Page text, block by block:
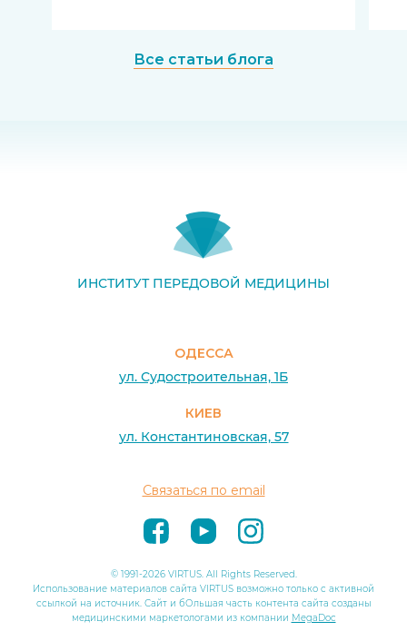
Все статьи блога
ИНСТИТУТ ПЕРЕДОВОЙ МЕДИЦИНЫ
ОДЕССА
ул. Судостроительная, 1Б
КИЕВ
ул. Константиновская, 57
Связаться по email
© 1991-2026 VIRTUS. All Rights Reserved.
Использование материалов сайта VIRTUS возможно только с активной
ссылкой на источник. Сайт и бОльшая часть контента сайта созданы
медицинскими маркетологами из компании MegaDoc